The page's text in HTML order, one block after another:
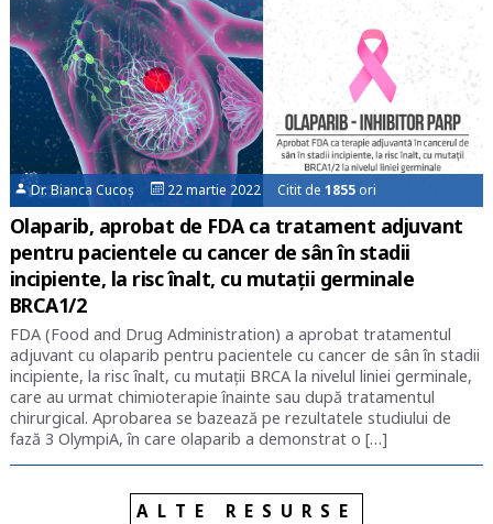
Dr. Bianca Cucoș 22 martie 2022 Citit de1855 ori
Olaparib, aprobat de FDA ca tratament adjuvant
pentru pacientele cu cancer de sân în stadii
incipiente, la risc înalt, cu mutații germinale
BRCA1/2
FDA (Food and Drug Administration) a aprobat tratamentul
adjuvant cu olaparib pentru pacientele cu cancer de sân în stadii
incipiente, la risc înalt, cu mutații BRCA la nivelul liniei germinale,
care au urmat chimioterapie înainte sau după tratamentul
chirurgical. Aprobarea se bazează pe rezultatele studiului de
fază 3 OlympiA, în care olaparib a demonstrat o […]
ALTE RESURSE